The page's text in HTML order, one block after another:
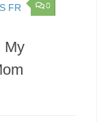
0
FR
My